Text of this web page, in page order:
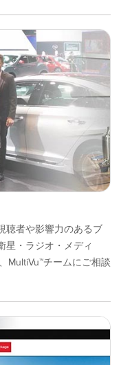
聴者や影響力のあるブ
星・ラジオ・メディ
MultiVu™チームにご相談